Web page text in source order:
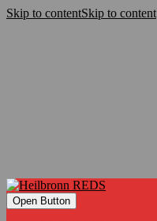
Skip to contentSkip to content
Open Button